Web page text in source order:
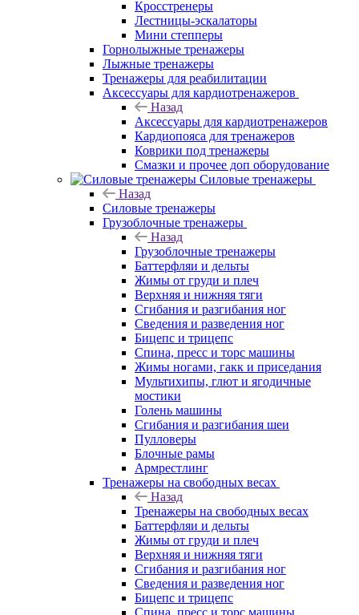
Кросстренеры
Лестницы-эскалаторы
Мини степперы
Горнолыжные тренажеры
Лыжные тренажеры
Тренажеры для реабилитации
Аксессуары для кардиотренажеров
Назад
Аксессуары для кардиотренажеров
Кардиопояса для тренажеров
Коврики под тренажеры
Смазки и прочее доп оборудование
Силовые тренажеры
Назад
Силовые тренажеры
Грузоблочные тренажеры
Назад
Грузоблочные тренажеры
Баттерфляи и дельты
Жимы от груди и плеч
Верхняя и нижняя тяги
Сгибания и разгибания ног
Сведения и разведения ног
Бицепс и трицепс
Спина, пресс и торс машины
Жимы ногами, гакк и приседания
Мультихипы, глют и ягодичные
мостики
Голень машины
Сгибания и разгибания шеи
Пулловеры
Блочные рамы
Армрестлинг
Тренажеры на свободных весах
Назад
Тренажеры на свободных весах
Баттерфляи и дельты
Жимы от груди и плеч
Верхняя и нижняя тяги
Сгибания и разгибания ног
Сведения и разведения ног
Бицепс и трицепс
Спина, пресс и торс машины